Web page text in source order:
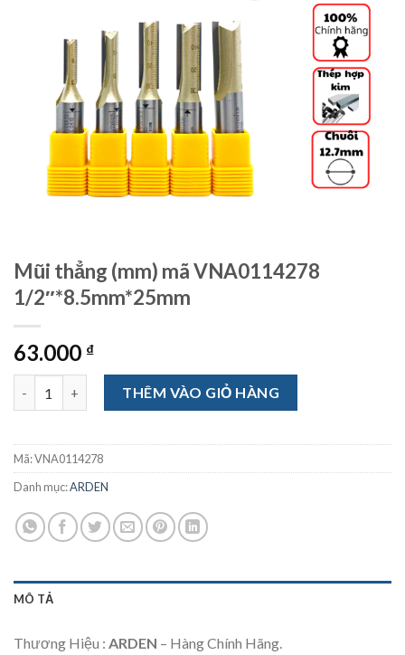
Mũi thẳng (mm) mã VNA0114278
1/2″*8.5mm*25mm
63.000 ₫
Mũi thẳng (mm) mã VNA0114278 1/2"*8.5mm*25mm số lượng
THÊM VÀO GIỎ HÀNG
Mã:VNA0114278
Danh mục:ARDEN
MÔ TẢ
Thương Hiệu : ARDEN – Hàng Chính Hãng.